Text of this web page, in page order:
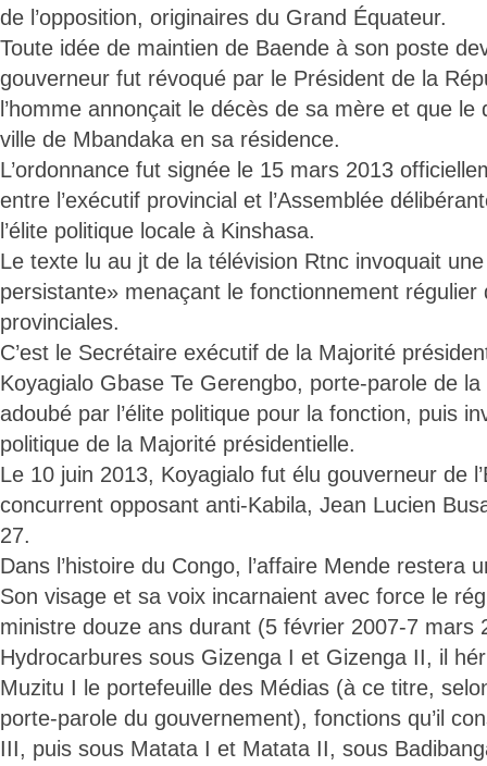
de l’opposition, originaires du Grand Équateur.
Toute idée de maintien de Baende à son poste
gouverneur fut révoqué par le Président de la
l’homme annonçait le décès de sa mère et que
ville de Mbandaka en sa résidence.
L’ordonnance fut signée le 15 mars 2013
entre l’exécutif provincial et l’Assemblée
l’élite politique locale à Kinshasa.
Le texte lu au jt de la télévision Rtnc invoquait
persistante» menaçant le fonctionnement régulier
provinciales.
C’est le Secrétaire exécutif de la Majorité
Koyagialo Gbase Te Gerengbo, porte-parole de
adoubé par l’élite politique pour la fonction, puis
politique de la Majorité présidentielle.
Le 10 juin 2013, Koyagialo fut élu gouverneur de
concurrent opposant anti-Kabila, Jean Lucien
27.
Dans l’histoire du Congo, l’affaire Mende restera
Son visage et sa voix incarnaient avec force le
ministre douze ans durant (5 février 2007-7 mars
Hydrocarbures sous Gizenga I et Gizenga II, il
Muzitu I le portefeuille des Médias (à ce titre,
porte-parole du gouvernement), fonctions qu’il
III, puis sous Matata I et Matata II, sous